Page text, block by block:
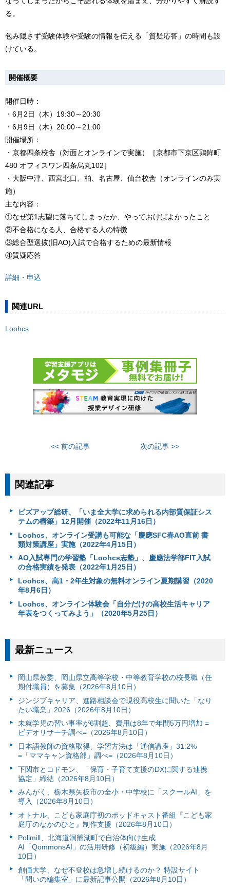
る。
包み隠さず受験体験や受験の情報を伝える「質疑応答」の時間も設
けている。
開催概要
開催日時：
・6月2日（木）19:30～20:30
・6月9日（木）20:00～21:00
開催場所：
・京都四条校舎（対面とオンラインで実施）［京都市下京区鶏鉾町
480 オフィスワン四条烏丸102］
・大阪中津、西宮北口、柏、名古屋、仙台校舎（オンラインのみ実
施）
主な内容：
①なぜ第1志望に落ちてしまったか、やっておけばよかったこと
②不合格になる人、合格する人の特徴
③総合型選抜(旧AO)入試で合格するための最新情報
④質疑応答
詳細・申込
関連URL
Loohcs
<< 前の記事 次の記事 >>
関連記事
ビズアップ総研、「いま全大学に求められる内部質保証シス
テムの構築」12月開催（2022年11月16日）
Loohcs、オンライン受講も可能な「慶應SFC春AO直前 書
類対策講座」実施（2022年4月15日）
AO入試専門の学習塾「Loohcs志塾」、慶應法学部FIT入試
の合格実績を発表（2022年1月25日）
Loohcs、高1・2年生対象の無料オンライン夏期講習（2020
年8月6日）
Loohcs、オンライン体験会「自分だけの高校生活キャリア
年表をつくってみよう」（2020年5月25日）
最新ニュース
岡山県教委、岡山県立高等学校・中等教育学校の校長職（任
期付職員）を募集（2026年8月10日）
ジンジブキャリア、進路相談会で現役高校生に聞いた「なり
たい職業」2026（2026年8月10日）
未就学児の習い事率が6割超、費用は8年で年間5万円増加 =
ビデオリサーチ調べ=（2026年8月10日）
日本語教師の資格取得、学習方法は「通信講座」31.2%
=「ママキャン資格部」調べ=（2026年8月10日）
下関市とコドモン、「保育・子育て支援のDXに関する連携
協定」締結（2026年8月10日）
みんがく、栃木県矢板市の全小・中学校に「スクールAI」を
導入（2026年8月10日）
オトナル、こども家庭庁初のポッドキャスト番組『こども家
庭庁のなかのひと』制作支援（2026年8月10日）
Polimill、北海道洞爺湖町で自治体向け生成
AI「QommonsAI」の活用研修（初級編）実施（2026年8月
10日）
創価大学、なぜ不登校は急増し続けるのか？ 特設サイト
「問いの編集室」に最新記事公開（2026年8月10日）